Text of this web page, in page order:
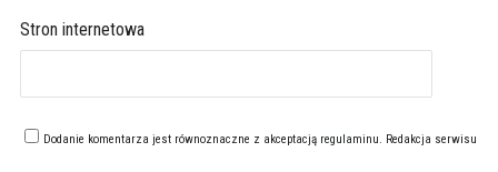
Stron internetowa
Dodanie komentarza jest równoznaczne z akceptacją regulaminu. Redakcja serwisu